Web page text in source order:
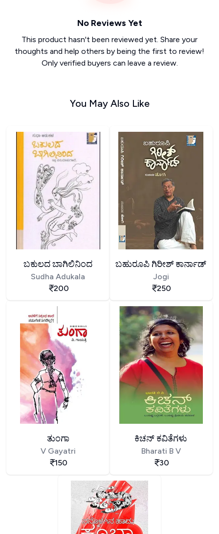
No Reviews Yet
This product hasn't been reviewed yet. Share your
thoughts and help others by being the first to review!
Only verified buyers can leave a review.
You May Also Like
ಬಕುಲದ ಬಾಗಿಲಿನಿಂದ
Sudha Adukala
200
ಬಹುರೂಪಿ ಗಿರೀಶ್ ಕಾರ್ನಾಡ್
Jogi
250
ತುಂಗಾ
V Gayatri
150
ಕಿಚನ್ ಕವಿತೆಗಳು
Bharati B V
30